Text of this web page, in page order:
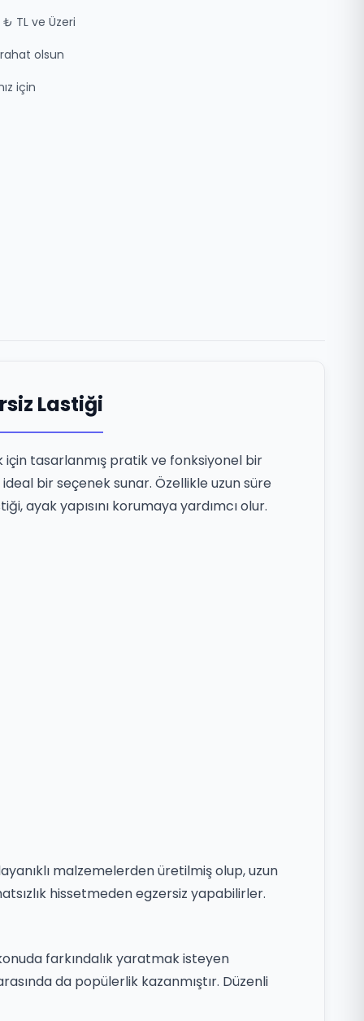
TL ve Üzeri
olsun
için
Lastiği
için tasarlanmış pratik ve fonksiyonel bir
bir seçenek sunar. Özellikle uzun süre
ayak yapısını korumaya yardımcı olur.
malzemelerden üretilmiş olup, uzun
hissetmeden egzersiz yapabilirler.
farkındalık yaratmak isteyen
da popülerlik kazanmıştır. Düzenli